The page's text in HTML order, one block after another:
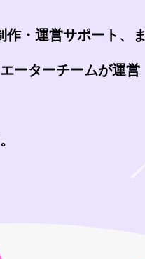
・運営サポート、ま
ーターチームが運営